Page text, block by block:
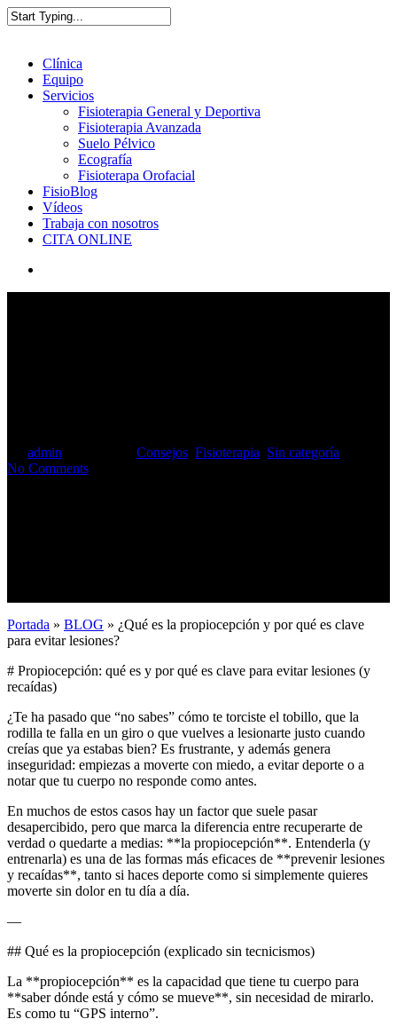
Clínica
Equipo
Servicios
Fisioterapia General y Deportiva
Fisioterapia Avanzada
Suelo Pélvico
Ecografía
Fisioterapa Orofacial
FisioBlog
Vídeos
Trabaja con nosotros
CITA ONLINE
admin Consejos Fisioterapia Sin categoría
No Comments
Portada » BLOG » ¿Qué es la propiocepción y por qué es clave
para evitar lesiones?
# Propiocepción: qué es y por qué es clave para evitar lesiones (y
recaídas)
¿Te ha pasado que “no sabes” cómo te torciste el tobillo, que la
rodilla te falla en un giro o que vuelves a lesionarte justo cuando
creías que ya estabas bien? Es frustrante, y además genera
inseguridad: empiezas a moverte con miedo, a evitar deporte o a
notar que tu cuerpo no responde como antes.
En muchos de estos casos hay un factor que suele pasar
desapercibido, pero que marca la diferencia entre recuperarte de
verdad o quedarte a medias: **la propiocepción**. Entenderla (y
entrenarla) es una de las formas más eficaces de **prevenir lesiones
y recaídas**, tanto si haces deporte como si simplemente quieres
moverte sin dolor en tu día a día.
—
## Qué es la propiocepción (explicado sin tecnicismos)
La **propiocepción** es la capacidad que tiene tu cuerpo para
**saber dónde está y cómo se mueve**, sin necesidad de mirarlo.
Es como tu “GPS interno”.